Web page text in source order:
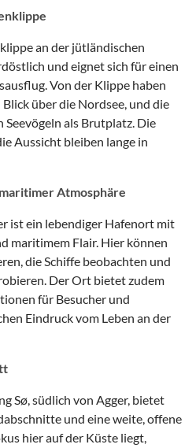
an der jütländischen
und eignet sich für einen
Von der Klippe haben
über die Nordsee, und die
als Brutplatz. Die
Aussicht bleiben lange in
Atmosphäre
ist ein lebendiger Hafenort mit
maritimem Flair. Hier können
die Schiffe beobachten und
Der Ort bietet zudem
für Besucher und
Eindruck vom Leben an der
Sø, südlich von Agger, bietet
und eine weite, offene
hier auf der Küste liegt,